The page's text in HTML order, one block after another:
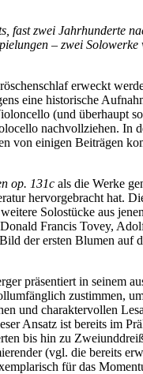
zwei Jahrhunderte
– zwei
erweckt
eine historische
(und überhaupt
nachvollziehen. In
von einigen Beiträgen
op. 131c als die Werke
hervorgebracht hat.
Solostücke aus
Francis Tovey,
der ersten Blumen
präsentiert in seinem
zustimmen,
und charaktervollen
Ansatz ist bereits im
bis hin zu
(vgl. die bereits
für das